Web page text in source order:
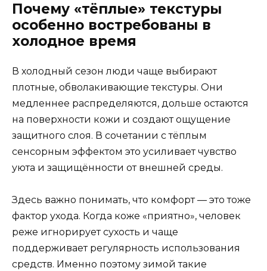
Почему «тёплые» текстуры
особенно востребованы в
холодное время
В холодный сезон люди чаще выбирают
плотные, обволакивающие текстуры. Они
медленнее распределяются, дольше остаются
на поверхности кожи и создают ощущение
защитного слоя. В сочетании с тёплым
сенсорным эффектом это усиливает чувство
уюта и защищённости от внешней среды.
Здесь важно понимать, что комфорт — это тоже
фактор ухода. Когда коже «приятно», человек
реже игнорирует сухость и чаще
поддерживает регулярность использования
средств. Именно поэтому зимой такие